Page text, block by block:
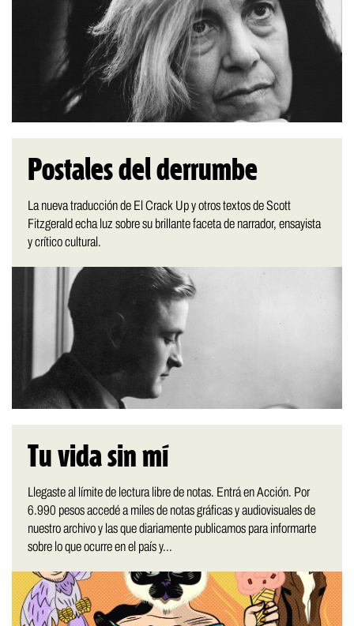
Postales del derrumbe
La nueva traducción de El Crack Up y otros textos de Scott
Fitzgerald echa luz sobre su brillante faceta de narrador, ensayista
y crítico cultural.
Tu vida sin mí
Llegaste al límite de lectura libre de notas. Entrá en Acción. Por
6.990 pesos accedé a miles de notas gráficas y audiovisuales de
nuestro archivo y las que diariamente publicamos para informarte
sobre lo que ocurre en el país y...